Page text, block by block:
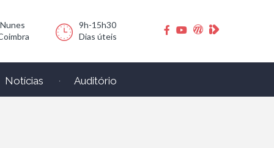
9h-15h30
Dias úteis
Notícias Auditório